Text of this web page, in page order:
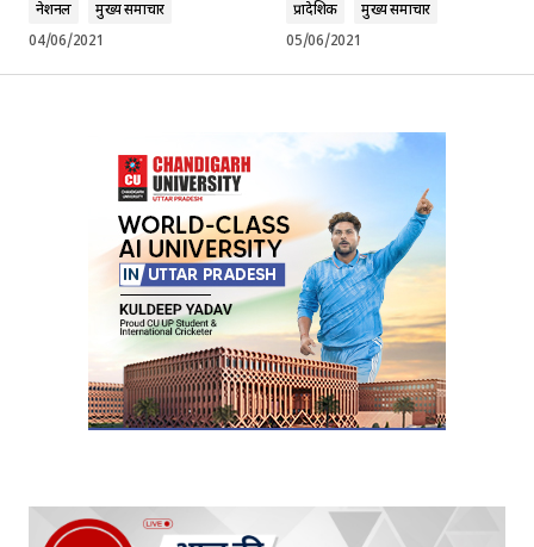
नेशनल
मुख्य समाचार
04/06/2021
प्रादेशिक
मुख्य समाचार
05/06/2021